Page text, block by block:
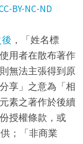
BY-NC-ND
，「姓名標
用者在散布著作
無法主張得到原
享」之意為「相
素之著作於後續
授權條款，或
；「非商業